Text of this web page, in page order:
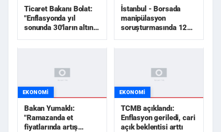
Ticaret Bakanı Bolat:
"Enflasyonda yıl
sonunda 30'ların altını
İstanbul - Borsada
manipülasyon
soruşturmasında 12
EKONOMI
Bakan Yumaklı:
"Ramazanda et
fiyatlarında artış
EKONOMI
TCMB açıklandı:
Enflasyon geriledi, cari
açık beklentisi arttı